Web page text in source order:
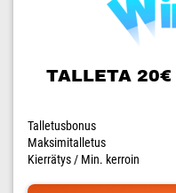
TALLETA 20€
Talletusbonus
Maksimitalletus
Kierrätys / Min. kerroin